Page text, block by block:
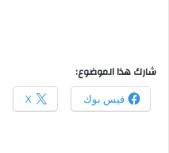
شارك هذا الموضوع:
فيس بوك X